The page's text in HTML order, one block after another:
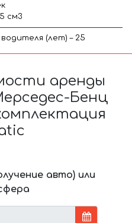
см3
(лет) – 25
аренды
Бенц
авто) или